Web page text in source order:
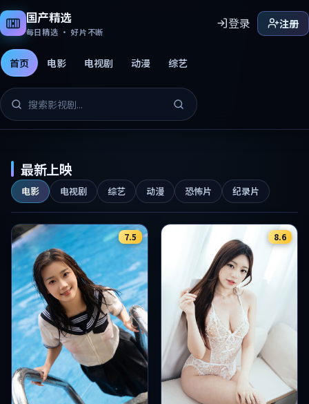
国产精选
每日精选 · 好片不断
首页 电影 电视剧 动漫 综艺
登录 注册
国产精选免费影片
最新上映
电影 电视剧 综艺 动漫 恐怖片 纪录片
7.5 8.6